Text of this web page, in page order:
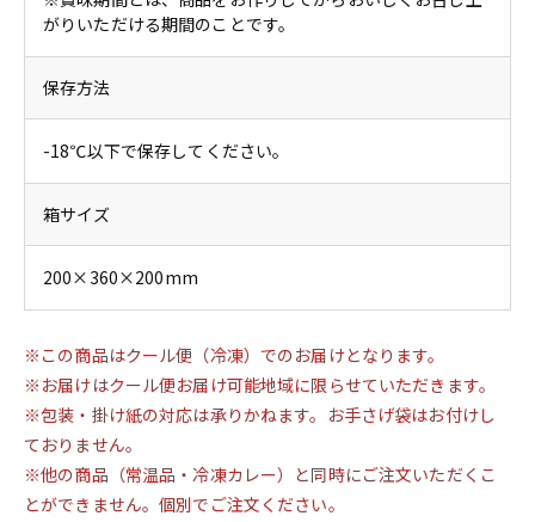
がりいただける期間のことです。
保存方法
-18℃以下で保存してください。
箱サイズ
200×360×200mm
※この商品はクール便（冷凍）でのお届けとなります。
※お届けはクール便お届け可能地域に限らせていただきます。
※包装・掛け紙の対応は承りかねます。お手さげ袋はお付けし
ておりません。
※他の商品（常温品・冷凍カレー）と同時にご注文いただくこ
とができません。個別でご注文ください。